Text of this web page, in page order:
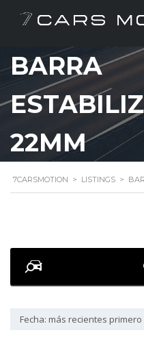
BARRA
22MM
7CARSMOTION > LISTINGS >
Fecha: más recientes primero